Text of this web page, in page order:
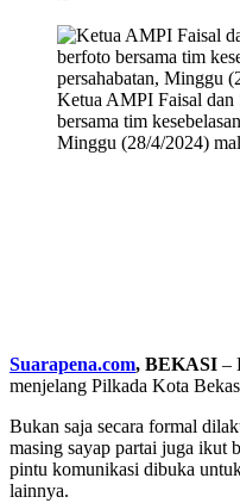
Ketua AMPI Faisal dan
bersama tim
Minggu (28/4/2024)
Suarapena.com, BEKASI –
menjelang Pilkada Kota
Bukan saja secara formal
masing sayap partai juga ikut
pintu komunikasi dibuka
lainnya.